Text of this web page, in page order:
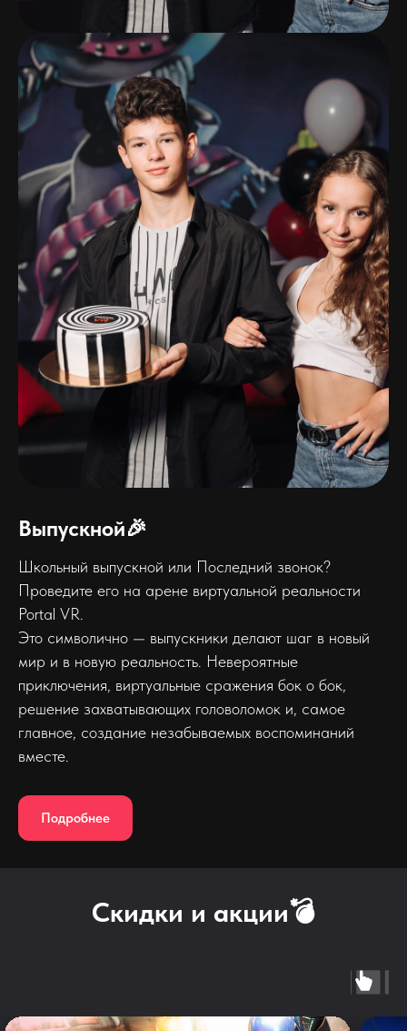
Выпускной🎉
Школьный выпускной или Последний звонок?
Проведите его на арене виртуальной реальности
Portal VR.
Это символично — выпускники делают шаг в новый
мир и в новую реальность. Невероятные
приключения, виртуальные сражения бок о бок,
решение захватывающих головоломок и, самое
главное, создание незабываемых воспоминаний
вместе.
Подробнее
Скидки и акции💣